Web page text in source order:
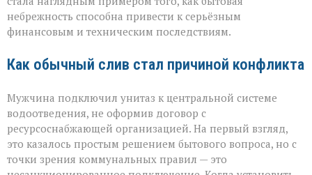
серьёзным
финалом»
небрежность способна привести к серьёзным
финансовым и техническим последствиям.
Как обычный слив стал причиной конфликта
Мужчина подключил унитаз к центральной системе
водоотведения, не оформив договор с
ресурсоснабжающей организацией. На первый взгляд,
это казалось простым решением бытового вопроса, но с
точки зрения коммунальных правил — это